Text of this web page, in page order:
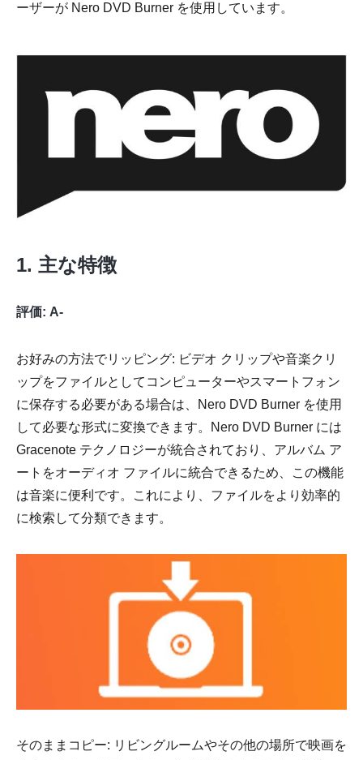
ーザーが Nero DVD Burner を使用しています。
1. 主な特徴
評価: A-
お好みの方法でリッピング: ビデオ クリップや音楽クリ
ップをファイルとしてコンピューターやスマートフォン
に保存する必要がある場合は、Nero DVD Burner を使用
して必要な形式に変換できます。Nero DVD Burner には
Gracenote テクノロジーが統合されており、アルバム ア
ートをオーディオ ファイルに統合できるため、この機能
は音楽に便利です。これにより、ファイルをより効率的
に検索して分類できます。
そのままコピー: リビングルームやその他の場所で映画を